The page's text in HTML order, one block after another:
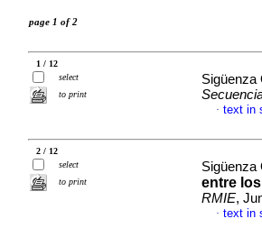
page 1 of 2
1 / 12
select
to print
· text in
2 / 12
select
to print
entre
RMIE,
· text in